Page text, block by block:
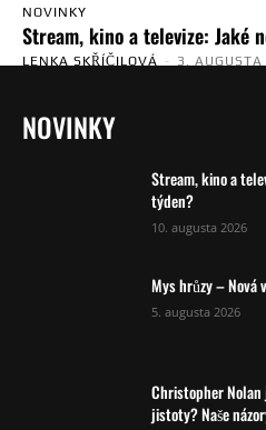
NOVINKY
Stream, kino a televize: Jaké
LENKA SKŘÍČILOVÁ - 3.
NOVINKY
Stream, kino a
týden?
10. augusta 2026
Mys hrůzy – Nová
5. augusta 2026
Christopher
jistoty? Naše